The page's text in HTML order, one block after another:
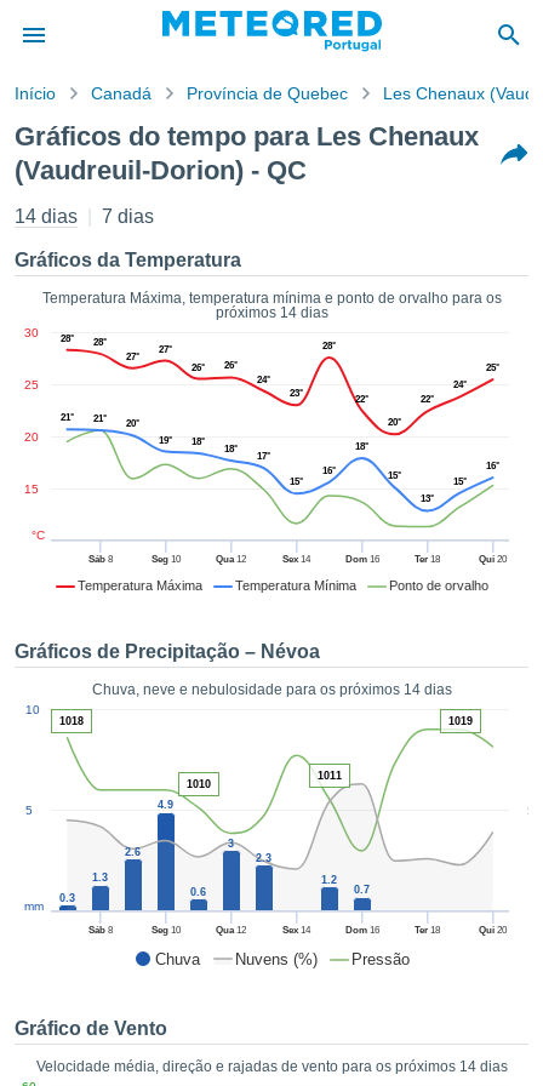
da
por
que as
a este
e
forma
ou
permite-
a nossa
fornecer-
de alta
botão
todos os
no
como
um perfil
CONTINUAR
CONFIGURAÇÕES
Início Canadá Província de Quebec Les Chenaux
Gráficos do tempo para Les Chenaux
(Vaudreuil-Dorion) - QC
14 dias 7 dias
Gráficos da Temperatura
Temperatura Máxima, temperatura mínima e ponto de orvalho para os
próximos 14 dias
Temperatura Máxima Temperatura Mínima Ponto de orvalho
Sáb8 Seg10 Qua12 Sex 14 Dom16 Ter 18 Qui 20
15
20
25
30
°C
28°
28°
27°
27°
26°
26°
24°
23°
28°
22°
20°
22°
24°
25°
21° 21°
20°
19°
18°
18°
17°
15°
16°
18°
15°
13°
15°
16°
Gráficos de Precipitação – Névoa
Chuva, neve e nebulosidade para os próximos 14 dias
Chuva Nuvens (%) Pressão
50
Sáb8 Seg10 Qua12 Sex 14 Dom16 Ter 18 Qui 20
5
10
mm
0.3
1.3
2.6
4.9
0.6
3
2.3
1.2
0.7
1018
1010
1011
1019
Gráfico de Vento
Velocidade média, direção e rajadas de vento para os próximos 14 dias